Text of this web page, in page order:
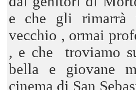
e che gli
vecchio , ormai
, e che troviamo
bella e giovane
cinema di San